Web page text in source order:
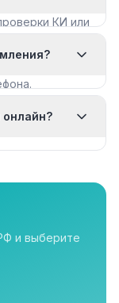
КИ или
онлайн?
лицензию.
и выберите